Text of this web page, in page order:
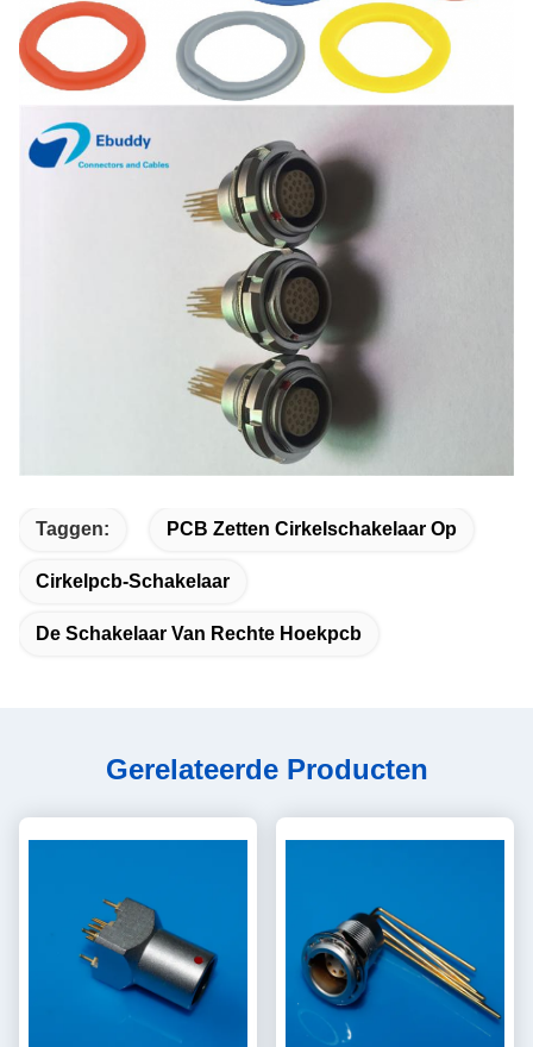
Taggen: PCB Zetten Cirkelschakelaar Op
Cirkelpcb-Schakelaar
De Schakelaar Van Rechte Hoekpcb
Gerelateerde Producten